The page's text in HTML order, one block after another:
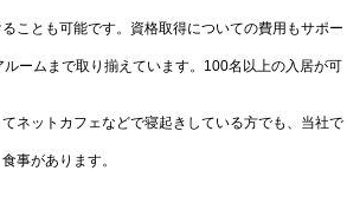
ことも可能です。資格取得についての費用もサポー
ームまで取り揃えています。100名以上の入居が可
ネットカフェなどで寝起きしている方でも、当社で
事があります。